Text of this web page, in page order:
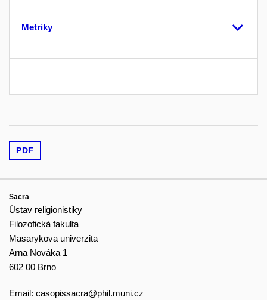
Metriky
PDF
Sacra
Ústav religionistiky
Filozofická fakulta
Masarykova univerzita
Arna Nováka 1
602 00 Brno
Email: casopissacra@phil.muni.cz